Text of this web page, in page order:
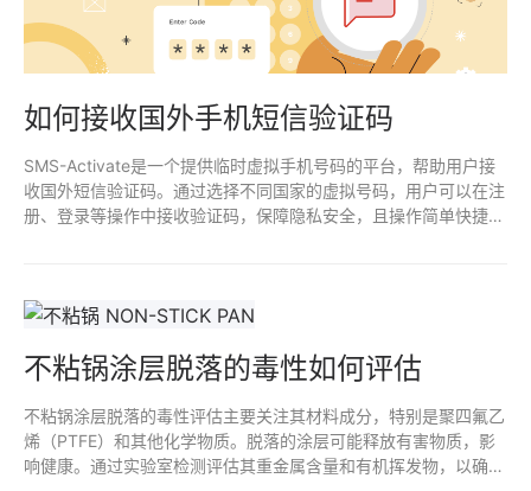
如何接收国外手机短信验证码
SMS-Activate是一个提供临时虚拟手机号码的平台，帮助用户接
收国外短信验证码。通过选择不同国家的虚拟号码，用户可以在注
册、登录等操作中接收验证码，保障隐私安全，且操作简单快捷。
不粘锅涂层脱落的毒性如何评估
不粘锅涂层脱落的毒性评估主要关注其材料成分，特别是聚四氟乙
烯（PTFE）和其他化学物质。脱落的涂层可能释放有害物质，影
响健康。通过实验室检测评估其重金属含量和有机挥发物，以确定